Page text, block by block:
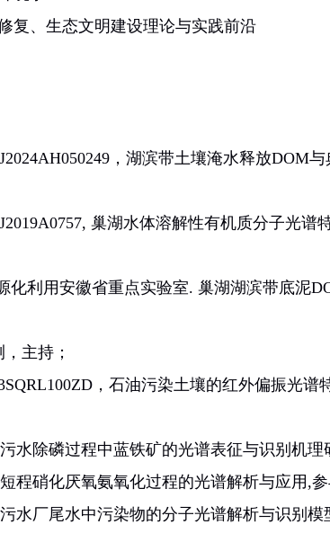
复、生态文明建设理论与实践前沿
， 湖滨带土壤淹水释放DOM与
, 巢湖水体溶解性有机质分子光谱
利用安徽省重点实验室. 巢湖湖滨带底泥
主持；
，石油污染土壤的红外偏振光谱
水除磷过程中蓝铁矿的光谱表征与识别机理
程硝化厌氧氨氧化过程的光谱解析与应用,
污水厂尾水中污染物的分子光谱解析与识别模